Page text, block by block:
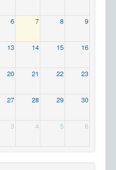
6 7 8 9
13 14 15 16
20 21 22 23
27 28 29 30
3 4 5 6